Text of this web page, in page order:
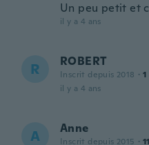
Un peu petit et
il y a 4 ans
R ROBERT
Inscrit depuis 2018 · 1
il y a 4 ans
A Anne
Inscrit depuis 2015 ·